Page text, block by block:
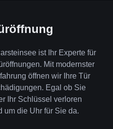
ist Ihr Experte für
Mit modernster
öffnen wir Ihre Tür
Egal ob Sie
Ihr Schlüssel verloren
um die Uhr für Sie da.